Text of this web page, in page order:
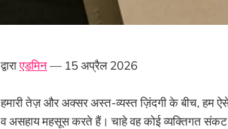
द्वाराएडमिन— 15 अप्रैल 2026
हमारी तेज़ और अक्सर अस्त-व्यस्त ज़िंदगी के बीच, हम
व असहाय महसूस करते हैं। चाहे वह कोई व्यक्तिगत संकट